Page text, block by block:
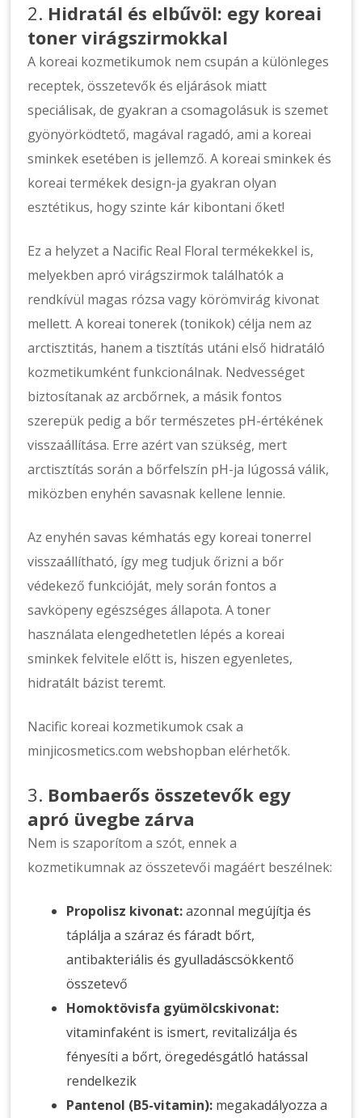
2. Hidratál és elbűvöl: egy koreai
toner virágszirmokkal
A koreai kozmetikumok nem csupán a különleges
receptek, összetevők és eljárások miatt
speciálisak, de gyakran a csomagolásuk is szemet
gyönyörködtető, magával ragadó, ami a koreai
sminkek esetében is jellemző. A koreai sminkek és
koreai termékek design-ja gyakran olyan
esztétikus, hogy szinte kár kibontani őket!
Ez a helyzet a Nacific Real Floral termékekkel is,
melyekben apró virágszirmok találhatók a
rendkívül magas rózsa vagy körömvirág kivonat
mellett. A koreai tonerek (tonikok) célja nem az
arctisztitás, hanem a tisztítás utáni első hidratáló
kozmetikumként funkcionálnak. Nedvességet
biztosítanak az arcbőrnek, a másik fontos
szerepük pedig a bőr természetes pH-értékének
visszaállítása. Erre azért van szükség, mert
arctisztítás során a bőrfelszín pH-ja lúgossá válik,
miközben enyhén savasnak kellene lennie.
Az enyhén savas kémhatás egy koreai tonerrel
visszaállítható, így meg tudjuk őrizni a bőr
védekező funkcióját, mely során fontos a
savköpeny egészséges állapota. A toner
használata elengedhetetlen lépés a koreai
sminkek felvitele előtt is, hiszen egyenletes,
hidratált bázist teremt.
Nacific koreai kozmetikumok csak a
minjicosmetics.com webshopban elérhetők.
3. Bombaerős összetevők egy
apró üvegbe zárva
Nem is szaporítom a szót, ennek a
kozmetikumnak az összetevői magáért beszélnek:
Propolisz kivonat:azonnal megújítja és
táplálja a száraz és fáradt bőrt,
antibakteriális és gyulladáscsökkentő
összetevő
Homoktövisfa gyümölcskivonat:
vitaminfaként is ismert, revitalizálja és
fényesíti a bőrt, öregedésgátló hatással
rendelkezik
Pantenol (B5-vitamin): megakadályozza a